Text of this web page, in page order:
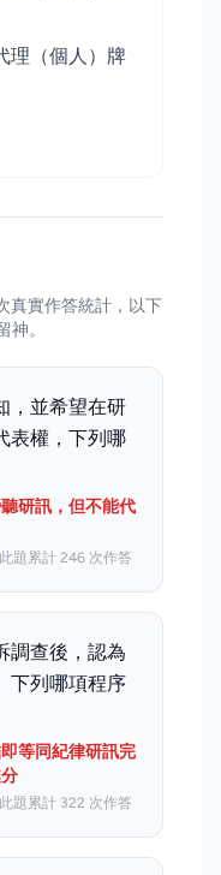
理（個人）牌
真實作答統計，以下
。
，並希望在研
表權，下列哪
研訊，但不能代
題累計 246 次作答
調查後，認為
下列哪項程序
等同紀律研訊完
題累計 322 次作答